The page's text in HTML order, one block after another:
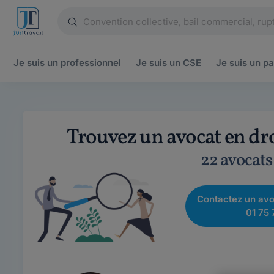
Je suis un professionnel Je suis un CSE Je suis un
Trouvez un avocat en
22
Contactez un
01 75